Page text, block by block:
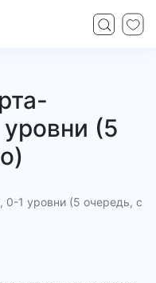
(5
1 уровни (5 очередь, с